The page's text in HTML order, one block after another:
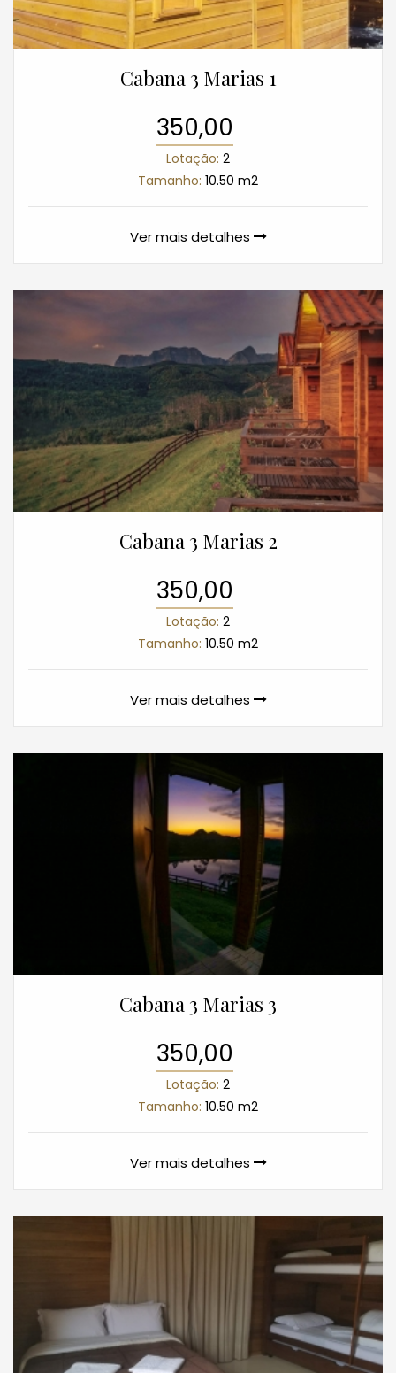
Cabana 3 Marias 1
350,00
Lotação: 2
Tamanho: 10.50 m2
Ver mais detalhes
Cabana 3 Marias 2
350,00
Lotação: 2
Tamanho: 10.50 m2
Ver mais detalhes
Cabana 3 Marias 3
350,00
Lotação: 2
Tamanho: 10.50 m2
Ver mais detalhes